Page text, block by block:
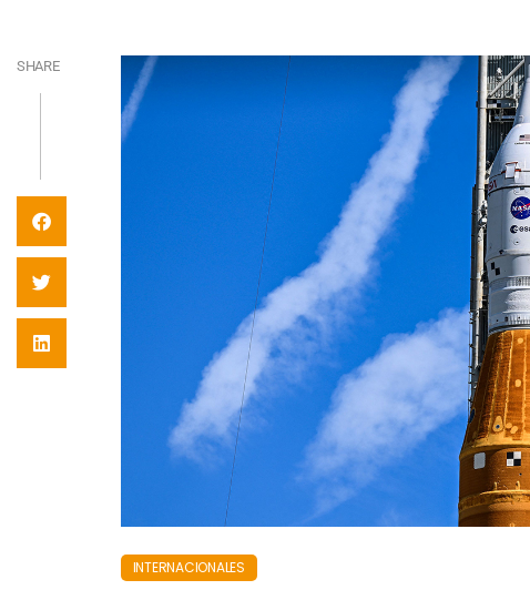
SHARE
INTERNACIONALES